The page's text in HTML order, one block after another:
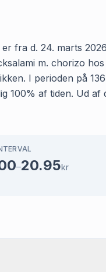
fra d. 24. marts
m. chorizo
I perioden på
100% af tiden. Ud
–20.95kr